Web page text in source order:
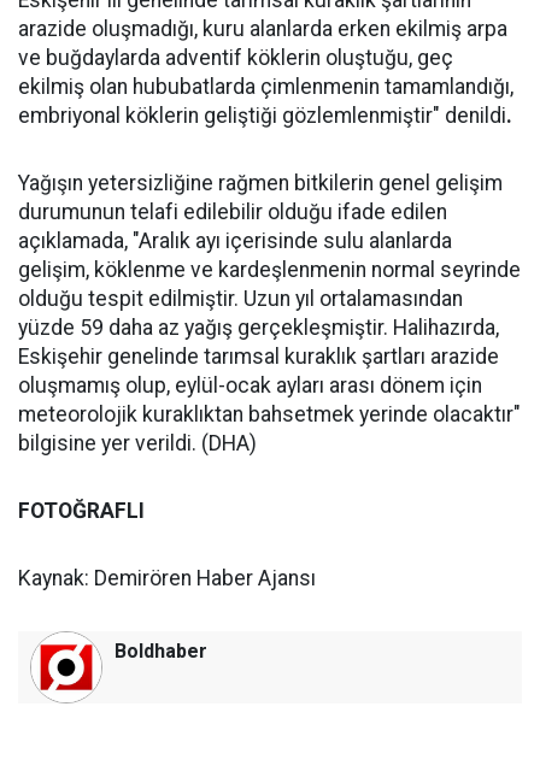
arazide oluşmadığı, kuru alanlarda erken ekilmiş arpa
ve buğdaylarda adventif köklerin oluştuğu, geç
ekilmiş olan hububatlarda çimlenmenin tamamlandığı,
embriyonal köklerin geliştiği gözlemlenmiştir" denildi.
Yağışın yetersizliğine rağmen bitkilerin genel gelişim
durumunun telafi edilebilir olduğu ifade edilen
açıklamada, "Aralık ayı içerisinde sulu alanlarda
gelişim, köklenme ve kardeşlenmenin normal seyrinde
olduğu tespit edilmiştir. Uzun yıl ortalamasından
yüzde 59 daha az yağış gerçekleşmiştir. Halihazırda,
Eskişehir genelinde tarımsal kuraklık şartları arazide
oluşmamış olup, eylül-ocak ayları arası dönem için
meteorolojik kuraklıktan bahsetmek yerinde olacaktır"
bilgisine yer verildi. (DHA)
FOTOĞRAFLI
Kaynak: Demirören Haber Ajansı
Boldhaber